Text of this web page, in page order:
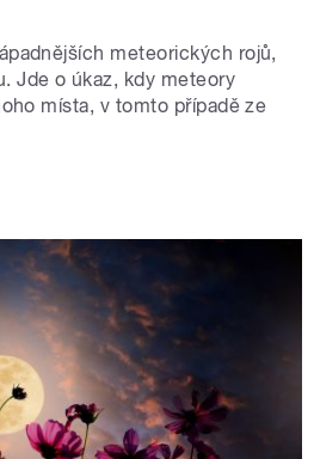
meteorických rojů,
Jde o úkaz, kdy meteory
místa, v tomto případě ze